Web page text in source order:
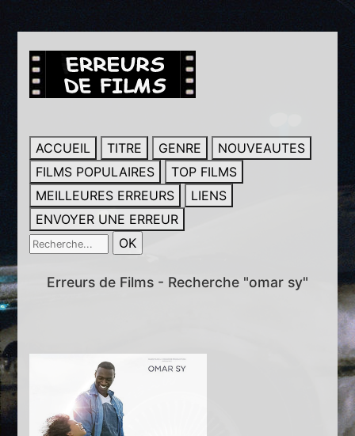
ACCUEIL TITRE GENRE
NOUVEAUTES
FILMS POPULAIRES
TOP FILMS
MEILLEURES ERREURS
LIENS
ENVOYER UNE ERREUR
Erreurs de Films - Recherche "omar sy"